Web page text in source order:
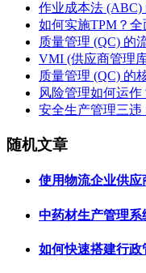
作业成本法 (ABC)
如何实施TPM？
质量管理 (QC) 的
VMI (供应商管理
质量管理 (QC) 的
风险管理如何运
安全生产管理三违
随机文章
使用物流企业供
中药材生产管理系
如何快速搭建行政